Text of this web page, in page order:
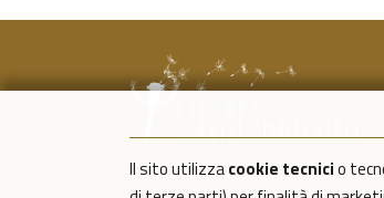
Il sito utilizzacookie tecnicio